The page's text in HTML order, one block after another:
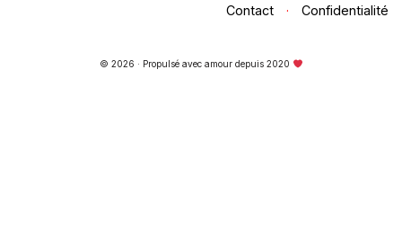
Contact · Confidentialité
© 2026 · Propulsé avec amour depuis 2020